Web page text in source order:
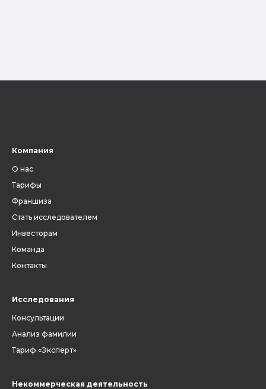
Компания
О нас
Тарифы
Франшиза
Стать исследователем
Инвесторам
Команда
Контакты
Исследования
Консультации
Анализ фамилии
Тариф «Эксперт»
Некоммерческая деятельность